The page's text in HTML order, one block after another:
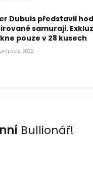
Dubuis představil
samuraji.
pouze v 28 kusech
2026
Bullionář!